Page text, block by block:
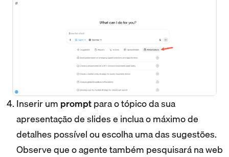
Inserir um promptpara o tópico da sua
apresentação de slides e inclua o máximo de
detalhes possível ou escolha uma das sugestões.
Observe que o agente também pesquisará na web